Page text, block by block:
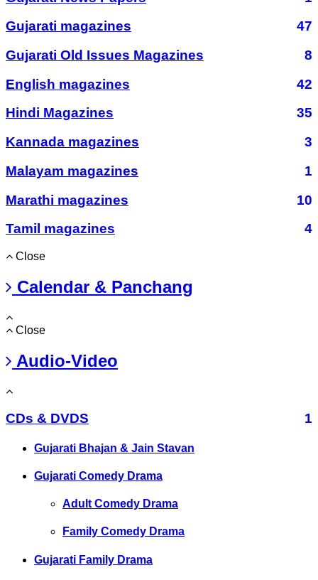
Gujarati magazines
47
Gujarati Old Issues Magazines
8
English magazines
42
Hindi Magazines
35
Kannada magazines
3
Malayam magazines
1
Marathi magazines
10
Tamil magazines
4
Close
Calendar & Panchang
Close
Audio-Video
CDs & DVDS 1
Gujarati Bhajan & Jain Stavan
Gujarati Comedy Drama
Adult Comedy Drama
Family Comedy Drama
Gujarati Family Drama